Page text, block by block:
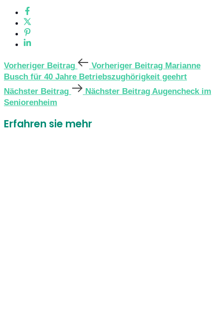
Vorheriger Beitrag Vorheriger Beitrag Marianne
Busch für 40 Jahre Betriebszughörigkeit geehrt
Nächster Beitrag
Nächster Beitrag Augencheck im
Seniorenheim
Erfahren sie mehr